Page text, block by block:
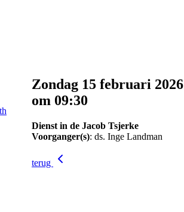
Zondag 15 februari 2026
om 09:30
Dienst in de Jacob Tsjerke
Voorganger(s): ds. Inge Landman
terug